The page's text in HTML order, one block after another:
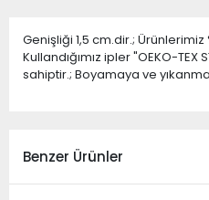
Genişliği 1,5 cm.dir.;
Kullandığımız ipler "OEKO-TEX
sahiptir.; Boyamaya ve
Benzer Ürünler